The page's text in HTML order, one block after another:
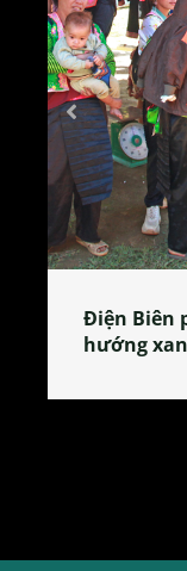
Làng làm
tỏa đặc